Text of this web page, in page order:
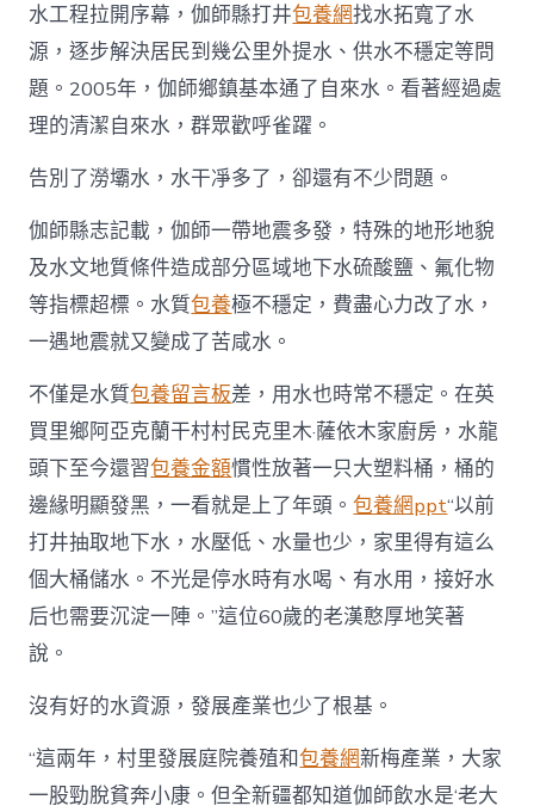
水工程拉開序幕，伽師縣打井包養網找水拓寬了水
源，逐步解決居民到幾公里外提水、供水不穩定等問
題。2005年，伽師鄉鎮基本通了自來水。看著經過處
理的清潔自來水，群眾歡呼雀躍。
告別了澇壩水，水干凈多了，卻還有不少問題。
伽師縣志記載，伽師一帶地震多發，特殊的地形地貌
及水文地質條件造成部分區域地下水硫酸鹽、氟化物
等指標超標。水質包養極不穩定，費盡心力改了水，
一遇地震就又變成了苦咸水。
不僅是水質包養留言板差，用水也時常不穩定。在英
買里鄉阿亞克蘭干村村民克里木·薩依木家廚房，水龍
頭下至今還習包養金額慣性放著一只大塑料桶，桶的
邊緣明顯發黑，一看就是上了年頭。包養網ppt“以前
打井抽取地下水，水壓低、水量也少，家里得有這么
個大桶儲水。不光是停水時有水喝、有水用，接好水
后也需要沉淀一陣。”這位60歲的老漢憨厚地笑著
說。
沒有好的水資源，發展產業也少了根基。
“這兩年，村里發展庭院養殖和包養網新梅產業，大家
一股勁脫貧奔小康。但全新疆都知道伽師飲水是‘老大